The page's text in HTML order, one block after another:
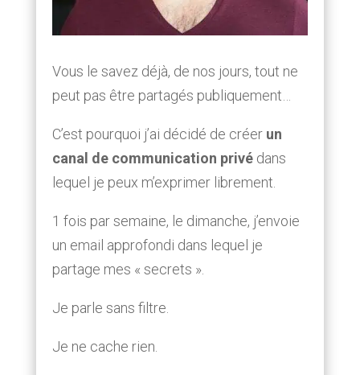
Vous le savez déjà, de nos jours, tout ne
peut pas être partagés publiquement…
C’est pourquoi j’ai décidé de créer un
canal de communication privé dans
lequel je peux m’exprimer librement.
1 fois par semaine, le dimanche, j’envoie
un email approfondi dans lequel je
partage mes « secrets ».
Je parle sans filtre.
Je ne cache rien.